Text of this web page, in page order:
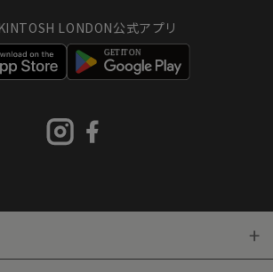
LONDON公式アプリ